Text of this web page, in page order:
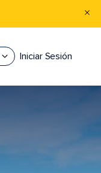
Iniciar Sesión